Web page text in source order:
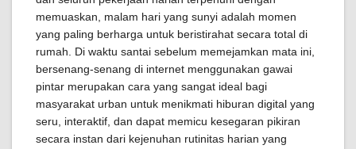
memuaskan, malam hari yang sunyi adalah momen
yang paling berharga untuk beristirahat secara total di
rumah. Di waktu santai sebelum memejamkan mata ini,
bersenang-senang di internet menggunakan gawai
pintar merupakan cara yang sangat ideal bagi
masyarakat urban untuk menikmati hiburan digital yang
seru, interaktif, dan dapat memicu kesegaran pikiran
secara instan dari kejenuhan rutinitas harian yang